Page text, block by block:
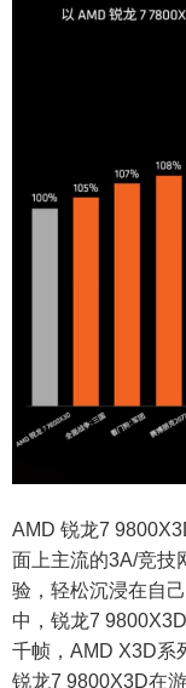
AMD 锐龙7
面上主流的3A/竞技
验，轻松沉浸在自
中，锐龙7
千帧，AMD X3D系
锐龙7 9800X3D在